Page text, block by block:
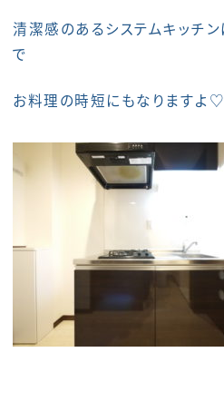
清潔感のあるシステムキッチ
で
お料理の時短にもなりますよ♡